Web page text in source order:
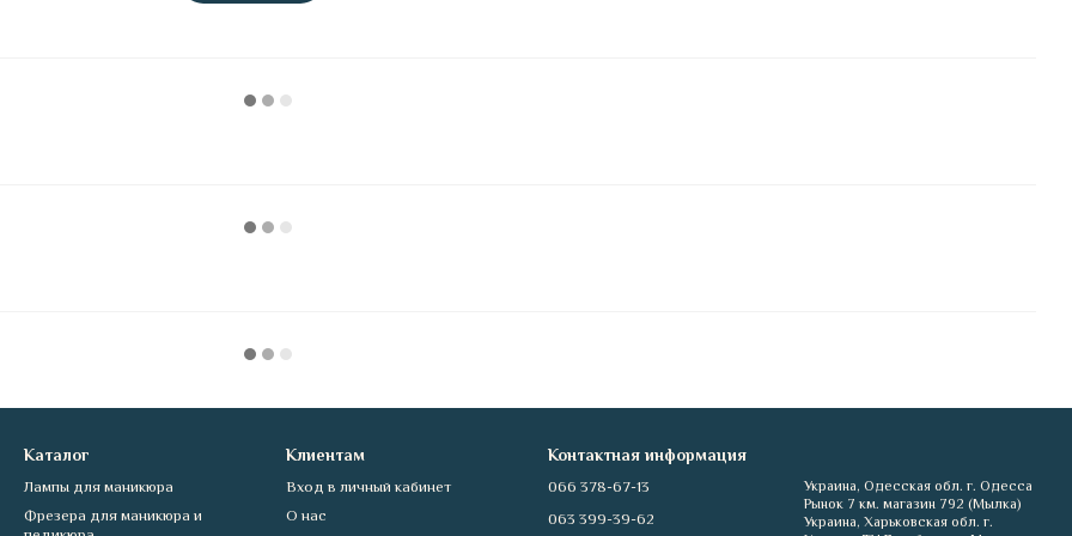
Каталог
Лампы для маникюра
Фрезера для маникюра и
Клиентам
Вход в личный кабинет
О нас
Контактная информация
066 378-67-13
063 399-39-62
Украина, Одесская обл. г. Одесса
Рынок 7 км. магазин 792 (Мылка)
Украина, Харьковская обл. г.